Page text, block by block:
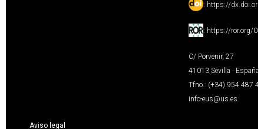
: https://
: https://ror.org/
C/ Porvenir, 27
41013 Sevilla · España
Tfno.: (+34) 954 487
info-eus@us.es
Aviso legal